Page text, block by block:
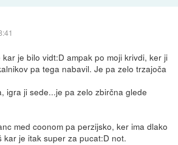
je bilo vidt:D ampak po moji krivdi, ker ji
pa tega nabavil. Je pa zelo trzajoča
igra ji sede...je pa zelo zbirčna glede
med coonom pa perzijsko, ker ima dlako
kar je itak super za pucat:D not.